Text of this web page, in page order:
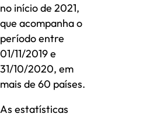
no início de 2021,
que acompanha o
período entre
01/11/2019 e
31/10/2020, em
mais de 60 países.
As estatísticas